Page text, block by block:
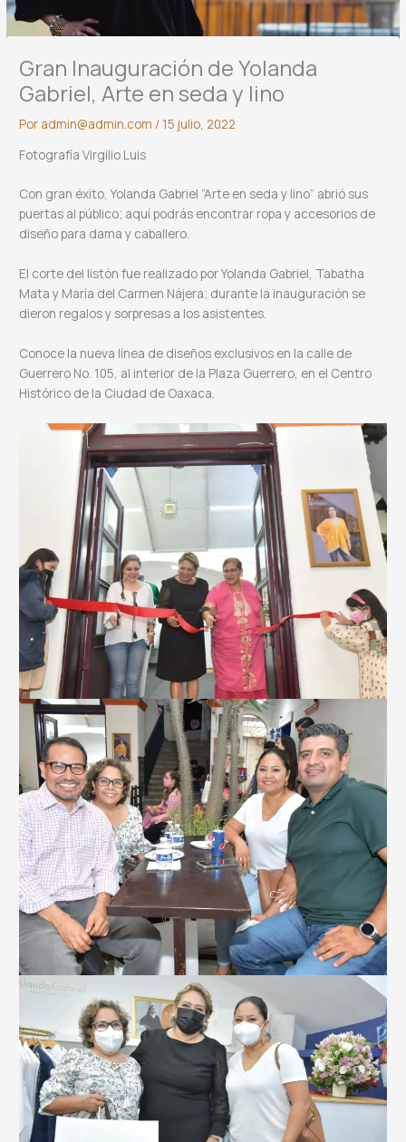
Gran Inauguración de Yolanda
Gabriel, Arte en seda y lino
Por admin@admin.com / 15 julio, 2022
Fotografía Virgilio Luis
Con gran éxito, Yolanda Gabriel “Arte en seda y lino” abrió sus
puertas al público; aquí podrás encontrar ropa y accesorios de
diseño para dama y caballero.
El corte del listón fue realizado por Yolanda Gabriel, Tabatha
Mata y María del Carmen Nájera; durante la inauguración se
dieron regalos y sorpresas a los asistentes.
Conoce la nueva línea de diseños exclusivos en la calle de
Guerrero No. 105, al interior de la Plaza Guerrero, en el Centro
Histórico de la Ciudad de Oaxaca.